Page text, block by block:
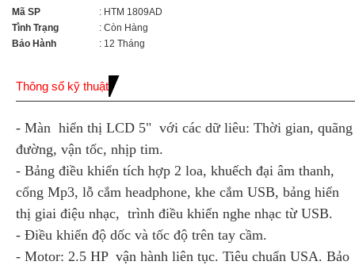
Mã SP
: HTM 1809AD
Tình Trạng
: Còn Hàng
Bảo Hành
: 12 Tháng
Thông số kỹ thuật
- Màn hiển thị LCD 5" với các dữ liêu: Thời gian, quãng
đường, vận tốc, nhịp tim.
- Bảng điều khiển tích hợp 2 loa, khuếch đại âm thanh,
cổng Mp3, lỗ cắm headphone, khe cắm USB, bảng hiển
thị giai điệu nhạc, trình điều khiển nghe nhạc từ USB.
- Điều khiển độ dốc và tốc độ trên tay cầm.
- Motor: 2.5 HP vận hành liên tục. Tiêu chuẩn USA. Bảo